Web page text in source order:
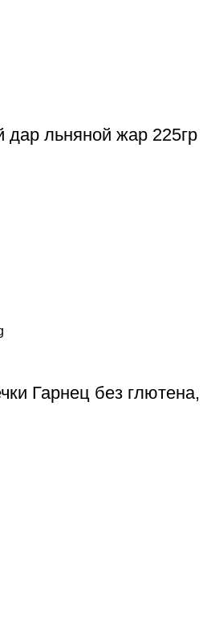
льняной жар 225гр
Гарнец без глютена,